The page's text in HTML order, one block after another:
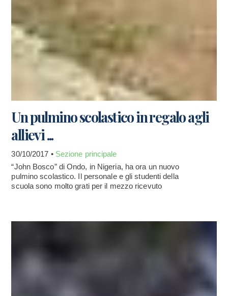
Un pulmino scolastico in regalo agli
allievi ...
30/10/2017 • Sezione principale
“John Bosco” di Ondo, in Nigeria, ha ora un nuovo
pulmino scolastico. Il personale e gli studenti della
scuola sono molto grati per il mezzo ricevuto